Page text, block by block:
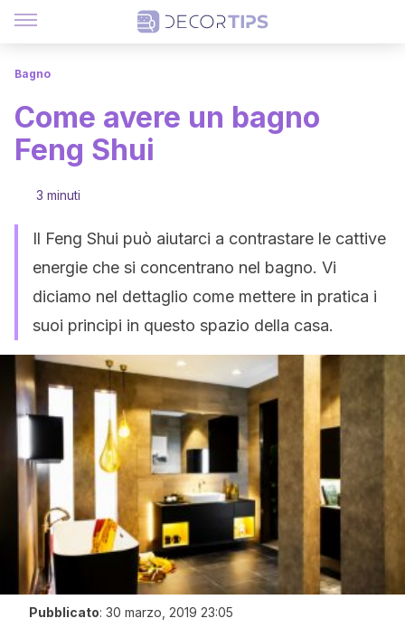
Bagno
Come avere un bagno
Feng Shui
3 minuti
Il Feng Shui può aiutarci a contrastare le cattive
energie che si concentrano nel bagno. Vi
diciamo nel dettaglio come mettere in pratica i
suoi principi in questo spazio della casa.
Pubblicato: 30 marzo, 2019 23:05